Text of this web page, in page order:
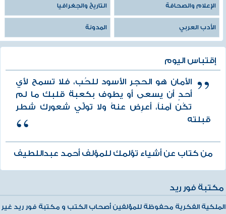
الإعلام والصحافة التاريخ والجغرافيا
الأدب العربي المدونة
إقتباس اليوم
الأمان هو الحجر الأسود للحُب، فلا تسمح لأي
أحدٍ أن يسعى أو يطوف بكعبة قلبك ما لم
تكُن آمناً، أعرِض عنهُ ولا تولِّي شعورك شطر
قبلته
من كتاب عن أشياء تؤلمك للمؤلف أحمد عبداللطيف
مكتبة فور ريد
الملكية الفكرية محفوظة للمؤلفين أصحاب الكتب و مكتبة فور ريد غير